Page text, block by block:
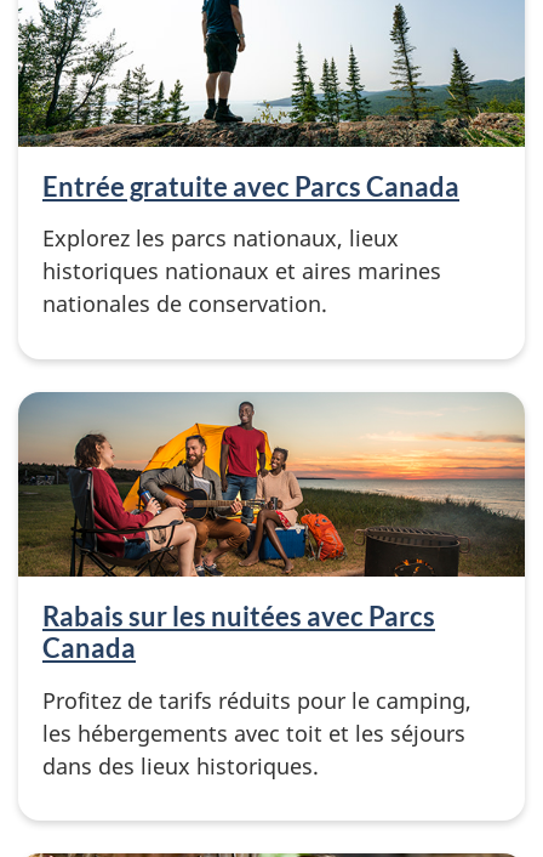
Entrée gratuite avec Parcs Canada
Explorez les parcs nationaux, lieux
historiques nationaux et aires marines
nationales de conservation.
Rabais sur les nuitées avec Parcs
Canada
Profitez de tarifs réduits pour le camping,
les hébergements avec toit et les séjours
dans des lieux historiques.